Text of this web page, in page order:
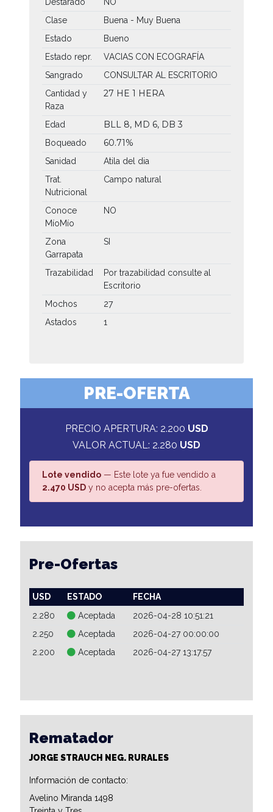
Clase
Buena - Muy Buena
Estado
Bueno
Estado repr.
VACIAS CON ECOGRAFÍA
Sangrado
CONSULTAR AL ESCRITORIO
Cantidad y
Raza
27 HE 1 HERA
Edad BLL 8, MD 6, DB 3
Boqueado 60.71%
Sanidad
Atila del dia
Trat.
Nutricional
Campo natural
Conoce
MíoMío
NO
Zona
Garrapata
SI
Trazabilidad
Por trazabilidad consulte al
Escritorio
Mochos
27
Astados
1
PRE-OFERTA
PRECIO APERTURA: 2.200 USD
VALOR ACTUAL: 2.280 USD
Lote vendido — Este lote ya fue vendido a
2.470 USD y no acepta más pre-ofertas.
Pre-Ofertas
USD ESTADO
FECHA
2.280
Aceptada
2026-04-28 10:51:21
2.250
Aceptada
2026-04-27 00:00:00
2.200
Aceptada 2026-04-27 13:17:57
Rematador
JORGE STRAUCH NEG. RURALES
Información de contacto:
Avelino Miranda 1498